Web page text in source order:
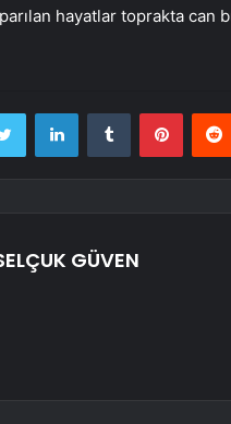
hayatlar toprakta
Twitter LinkedInTumblr
GÜVEN